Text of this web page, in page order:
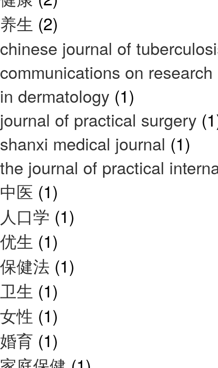
养生 (2)
chinese journal of
communications on
in dermatology (1)
journal of practical surgery
shanxi medical journal (1)
the journal of practical
中医 (1)
人口学 (1)
优生 (1)
保健法 (1)
卫生 (1)
女性 (1)
婚育 (1)